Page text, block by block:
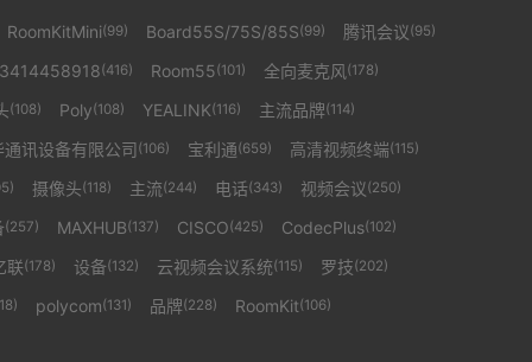
RoomKitMini(99) Board55S/75S/85S(99) 腾讯会议(95)
(416) Room55(101) 全向麦克风 (178)
(108) Poly(108) YEALINK(116) 主流品牌(114)
讯设备有限公司(106) 宝利通(659) 高清视频终端(115)
摄像头(118) 主流(244) 电话(343) 视频会议(250)
(257) MAXHUB(137) CISCO(425) CodecPlus(102)
联(178) 设备(132) 云视频会议系统(115) 罗技(202)
polycom(131) 品牌(228) RoomKit(106)